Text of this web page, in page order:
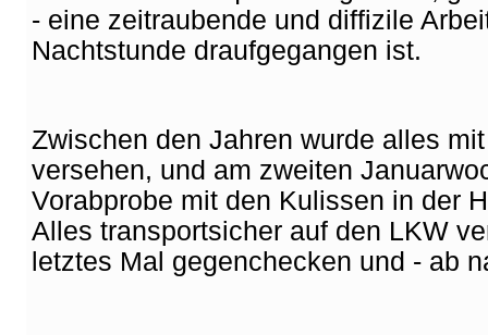
- eine zeitraubende und diffizile
Nachtstunde draufgegangen ist.
Zwischen den Jahren wurde alles
versehen, und am zweiten
Vorabprobe mit den Kulissen in der
Alles transportsicher auf den LKW
letztes Mal gegenchecken und - ab